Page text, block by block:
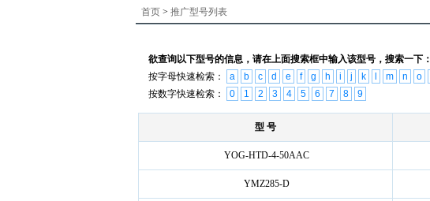
首页 > 推广型号列表
欲查询以下型号的信息，请在上面搜索框中输入该型号，搜索一下：
按字母快速检索：
a b c d e f g h i j k m n o
按数字快速检索：
0 1 2 3 4 5 6 7 8 9
型 号
YOG-HTD-4-50AAC
YMZ285-D